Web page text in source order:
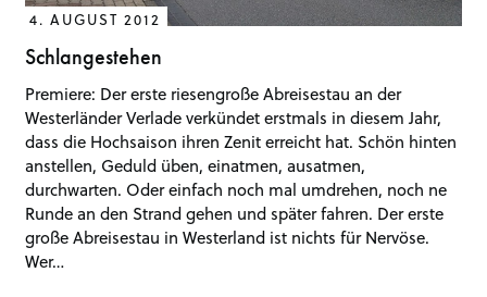
4. AUGUST 2012
Schlangestehen
Premiere: Der erste riesengroße Abreisestau an der
Westerländer Verlade verkündet erstmals in diesem Jahr,
dass die Hochsaison ihren Zenit erreicht hat. Schön hinten
anstellen, Geduld üben, einatmen, ausatmen,
durchwarten. Oder einfach noch mal umdrehen, noch ne
Runde an den Strand gehen und später fahren. Der erste
große Abreisestau in Westerland ist nichts für Nervöse.
Wer…